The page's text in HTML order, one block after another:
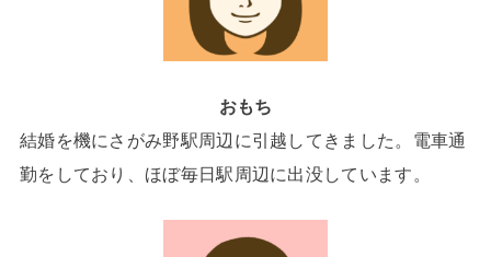
おもち
結婚を機にさがみ野駅周辺に引越してきました。電車通
勤をしており、ほぼ毎日駅周辺に出没しています。